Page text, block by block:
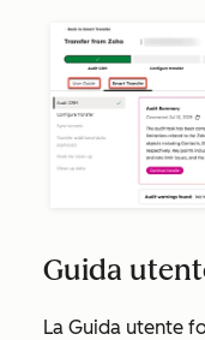
Guida
La Guida utente